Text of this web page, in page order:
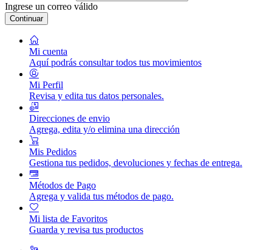
Ingrese un correo válido
Continuar
Mi cuenta
Aquí podrás consultar todos tus movimientos
Mi Perfil
Revisa y edita tus datos personales.
Direcciones de envio
Agrega, edita y/o elimina una dirección
Mis Pedidos
Gestiona tus pedidos, devoluciones y fechas de entrega.
Métodos de Pago
Agrega y valida tus métodos de pago.
Mi lista de Favoritos
Guarda y revisa tus productos